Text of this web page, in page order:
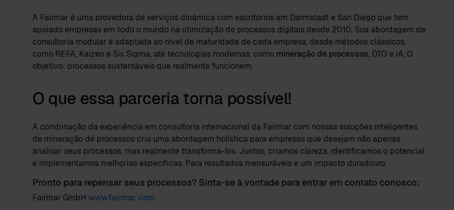
A Fairmar é uma provedora de serviços dinâmica com escritórios em Darmstadt e San Diego que tem
apoiado empresas em todo o mundo na otimização de processos digitais desde 2010. Sua abordagem de
consultoria modular é adaptada ao nível de maturidade de cada empresa, desde métodos clássicos,
como REFA, Kaizen e Six Sigma, até tecnologias modernas, como mineração de processos, DTO e IA. O
objetivo: processos sustentáveis que realmente funcionem.
O que essa parceria torna possível!
A combinação da experiência em consultoria internacional da Fairmar com nossas soluções inteligentes
de mineração de processos cria uma abordagem holística para empresas que desejam não apenas
analisar seus processos, mas realmente transformá-los. Juntos, criamos clareza, identificamos o potencial
e implementamos melhorias específicas. Para resultados mensuráveis e um impacto duradouro.
Pronto para repensar seus processos? Sinta-se à vontade para entrar em contato conosco:
Fairmar GmbH www.fairmar, com